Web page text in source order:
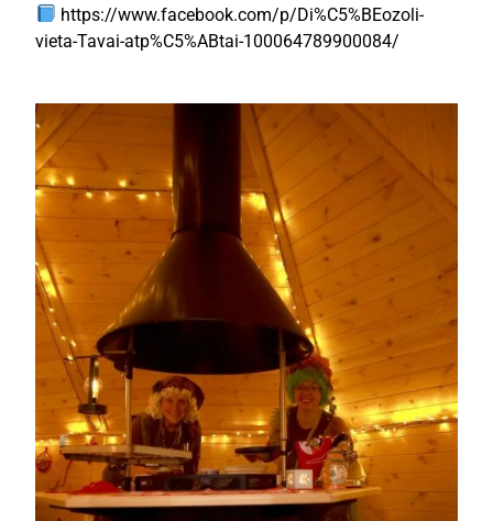
https://www.facebook.com/p/Di%C5%BEozoli-
vieta-Tavai-atp%C5%ABtai-100064789900084/